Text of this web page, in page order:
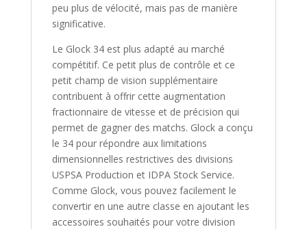
peu plus de vélocité, mais pas de manière
significative.
Le Glock 34 est plus adapté au marché
compétitif. Ce petit plus de contrôle et ce
petit champ de vision supplémentaire
contribuent à offrir cette augmentation
fractionnaire de vitesse et de précision qui
permet de gagner des matchs. Glock a conçu
le 34 pour répondre aux limitations
dimensionnelles restrictives des divisions
USPSA Production et IDPA Stock Service.
Comme Glock, vous pouvez facilement le
convertir en une autre classe en ajoutant les
accessoires souhaités pour votre division